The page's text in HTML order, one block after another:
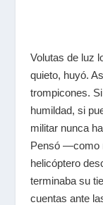
Volutas de luz
quieto, huyó.
trompicones.
humildad, si
militar nunca
Pensó —como
helicóptero
terminaba su
cuentas ante